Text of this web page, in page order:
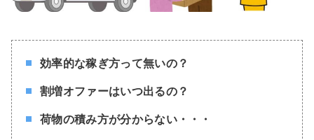
効率的な稼ぎ方って無いの？
割増オファーはいつ出るの？
荷物の積み方が分からない・・・